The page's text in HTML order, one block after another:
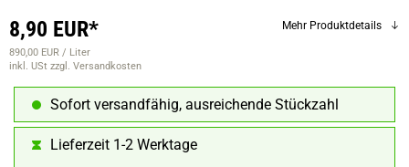
8,90 EUR*
890,00 EUR / Liter
inkl. USt zzgl. Versandkosten
Mehr Produktdetails
Sofort versandfähig, ausreichende Stückzahl
Lieferzeit 1-2 Werktage